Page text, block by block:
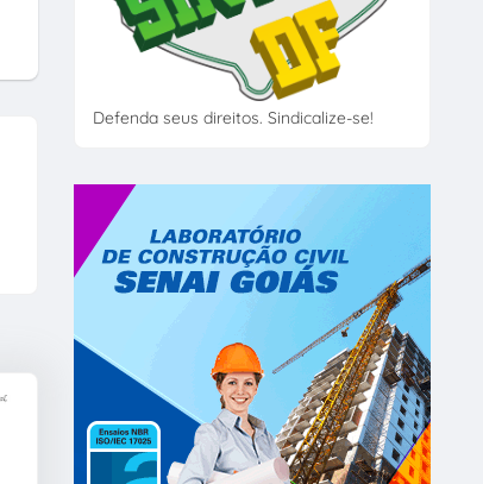
Defenda seus direitos. Sindicalize-se!